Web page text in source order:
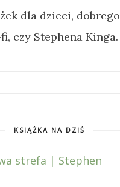
dla dzieci, dobrego
czy Stephena Kinga.
KSIĄŻKA NA DZIŚ
strefa | Stephen